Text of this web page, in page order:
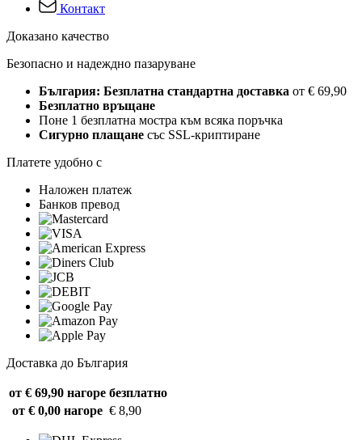
Контакт
Доказано качество
Безопасно и надеждно пазаруване
България: Безплатна стандартна доставка от € 69,90
Безплатно връщане
Поне 1 безплатна мостра към всяка поръчка
Сигурно плащане със SSL-криптиране
Платете удобно с
Наложен платеж
Банков превод
Доставка до България
от € 69,90 нагоре безплатно
от € 0,00 нагоре € 8,90